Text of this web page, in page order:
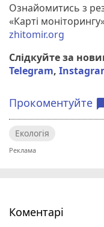
Ознайомитись з
«Карті
zhitomir.org
Слідкуйте за
Telegram,
Прокоментуйте
Екологія
Коментарі